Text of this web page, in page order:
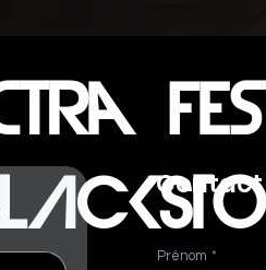
Contact
Prénom *